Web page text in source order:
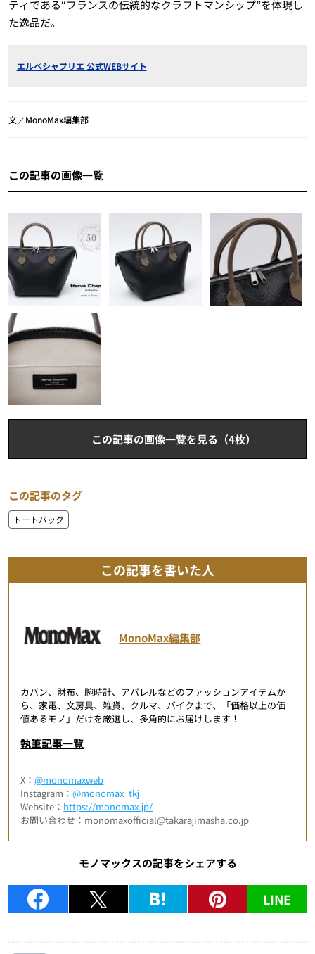
ティである“フランスの伝統的なクラフトマンシップ”を体現し
た逸品だ。
エルベシャプリエ 公式WEBサイト
文／MonoMax編集部
この記事の画像一覧
この記事の画像一覧を見る（4枚）
この記事のタグ
トートバッグ
この記事を書いた人
MonoMax編集部
カバン、財布、腕時計、アパレルなどのファッションアイテムか
ら、家電、文房具、雑貨、クルマ、バイクまで、「価格以上の価
値あるモノ」だけを厳選し、多角的にお届けします！
執筆記事一覧
X：@monomaxweb
Instagram：@monomax_tkj
Website： https://monomax.jp/
お問い合わせ：monomaxofficial@takarajimasha.co.jp
モノマックスの記事をシェアする
LINE